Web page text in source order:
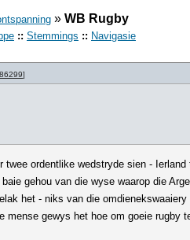
» WB Rugby
:: Stemmings :: Navigasie
]
twee ordentlike wedstryde sien - Ierland
gehou van die wyse waarop die
het - niks van die omdienekswaaiery
mense gewys het hoe om goeie rugby